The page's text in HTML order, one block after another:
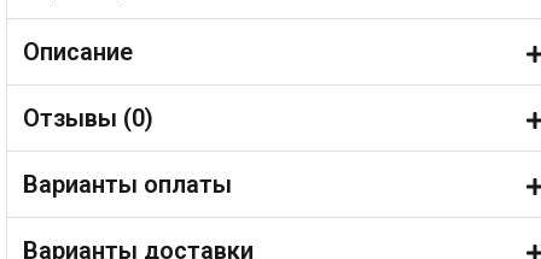
Описание
Отзывы (0)
Варианты оплаты
Варианты доставки